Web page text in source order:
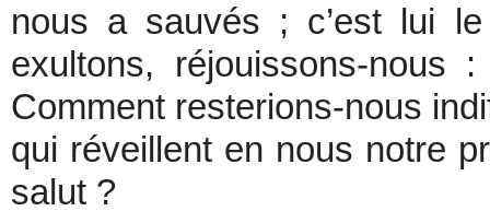
nous a sauvés ; c’est lui
exultons, réjouissons-
Comment resterions-nous
qui réveillent en nous notre
salut ?